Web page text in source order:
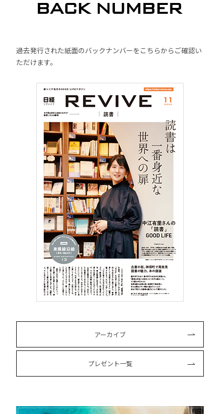
過去発行された紙面のバックナンバーをこちらからご確認い
ただけます。
アーカイブ
プレゼント一覧